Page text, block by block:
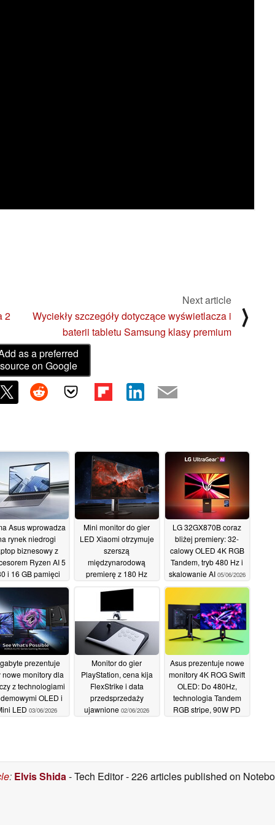
2
Next article
Wyciekły szczegóły dotyczące wyświetlacza i
baterii tabletu Samsung klasy premium
⟩
as a preferred
source on Google
Asus wprowadza
rynek niedrogi
biznesowy z
Ryzen AI 5
i 16 GB pamięci
DDR517/06/2026
Mini monitor do gier
LED Xiaomi otrzymuje
szerszą
międzynarodową
premierę z 180 Hz
06/06/2026
LG 32GX870B coraz
bliżej premiery: 32-
calowy OLED 4K RGB
Tandem, tryb 480 Hz i
skalowanie AI 05/06/2026
prezentuje
nowe monitory dla
z technologiami
OLED i
LED 03/06/2026
Monitor do gier
PlayStation, cena kija
FlexStrike i data
przedsprzedaży
ujawnione 02/06/2026
Asus prezentuje nowe
monitory 4K ROG Swift
OLED: Do 480Hz,
technologia Tandem
RGB stripe, 90W PD
: Elvis Shida- Tech Editor- 226 articles published on